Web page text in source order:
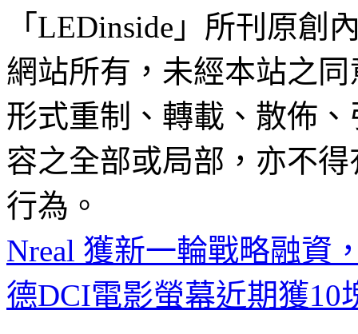
「LEDinside」所刊原創
網站所有，未經本站之
形式重制、轉載、散佈
容之全部或局部，亦不
行為。
Nreal 獲新一輪戰略融資
德DCI電影螢幕近期獲10